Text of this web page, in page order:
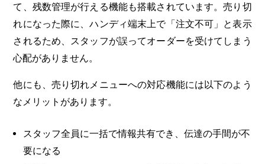
て、残数管理が行える機能も搭載されています。売り切
れになった際に、ハンディ端末上で「注文不可」と表示
されるため、スタッフが誤ってオーダーを受けてしまう
心配がありません。
他にも、売り切れメニューへの対応機能には以下のよう
なメリットがあります。
スタッフ全員に一括で情報共有でき、伝達の手間が不
要になる